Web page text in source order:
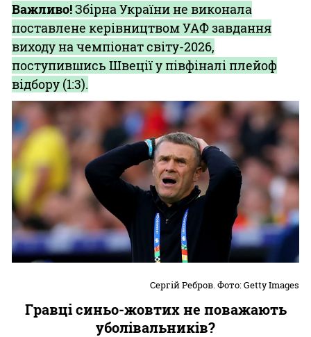
Важливо!Збірна України не виконала
поставлене керівництвом УАФ завдання
виходу на чемпіонат світу-2026,
поступившись Швеції у півфіналі плейоф
відбору (1:3).
Сергій Ребров. Фото: Getty Images
Гравці синьо-жовтих не поважають
уболівальників?